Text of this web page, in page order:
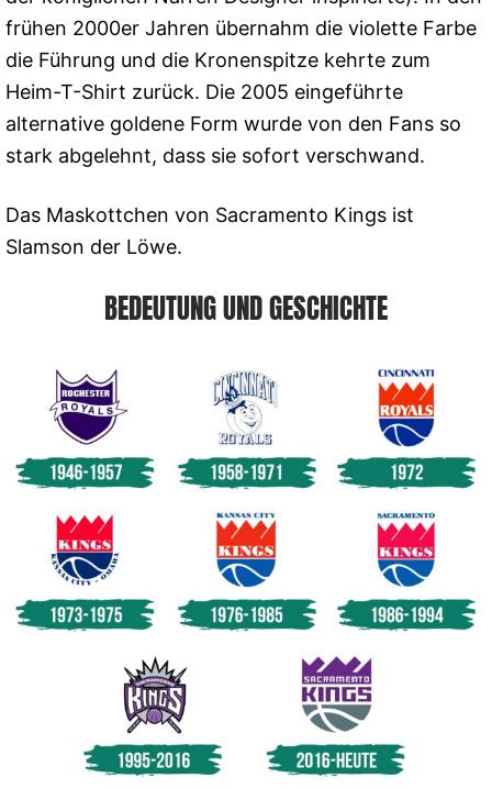
frühen 2000er Jahren übernahm die violette Farbe
die Führung und die Kronenspitze kehrte zum
Heim-T-Shirt zurück. Die 2005 eingeführte
alternative goldene Form wurde von den Fans so
stark abgelehnt, dass sie sofort verschwand.
Das Maskottchen von Sacramento Kings ist
Slamson der Löwe.
BEDEUTUNG UND GESCHICHTE